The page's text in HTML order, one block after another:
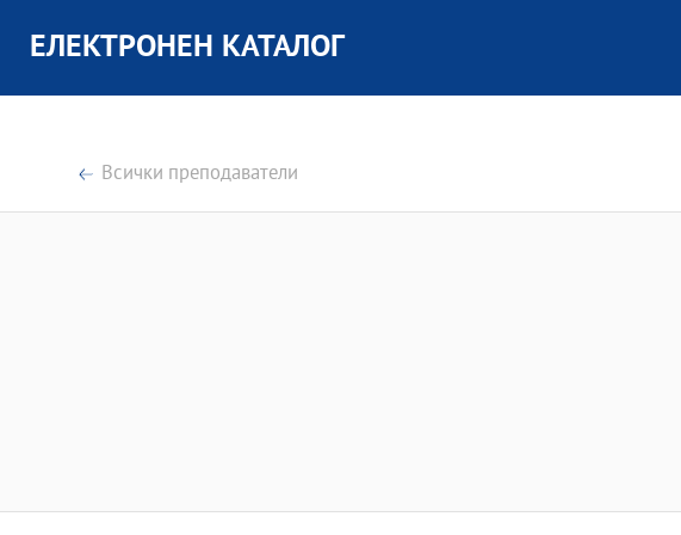
ЕЛЕКТРОНЕН КАТАЛОГ
Всички преподаватели